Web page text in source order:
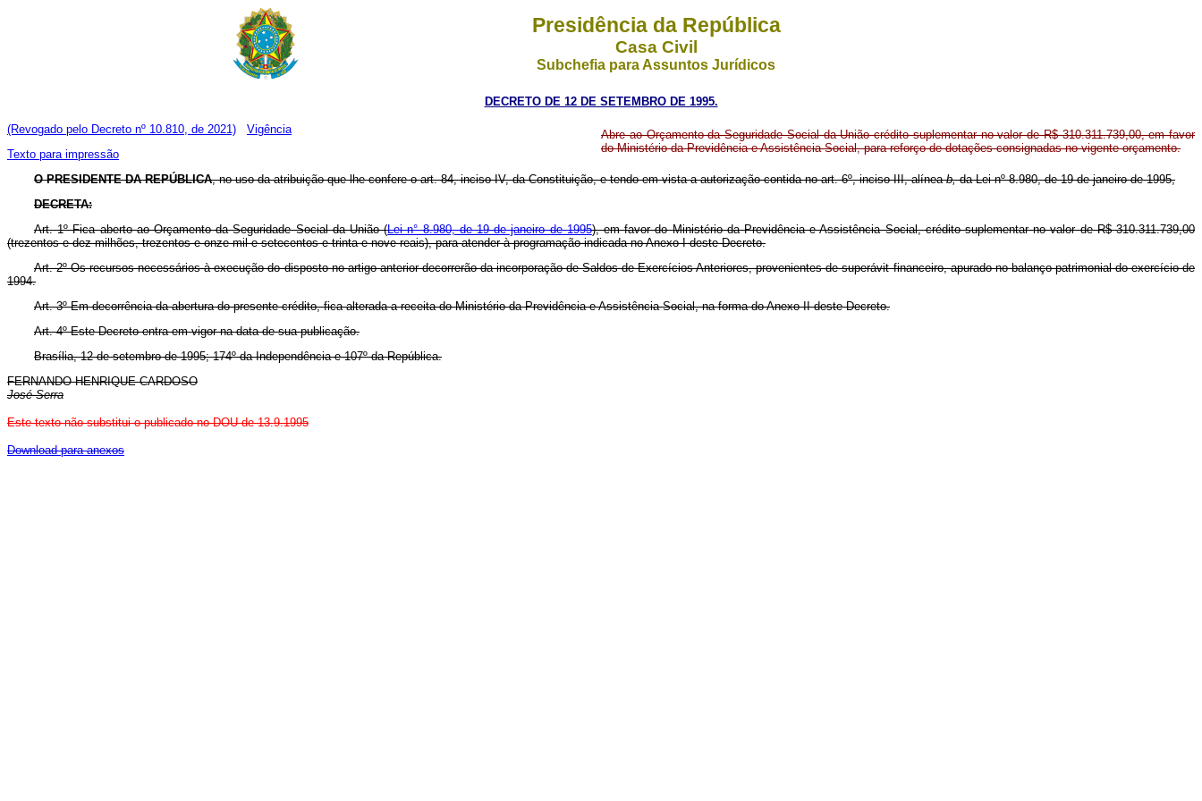
Presidência da República
Casa Civil
Subchefia para Assuntos Jurídicos
DECRETO DE 12 DE SETEMBRO DE 1995.
(Revogado pelo Decreto nº 10.810, de 2021)
Vigência
Texto para impressão
Abre ao Orçamento da Seguridade Social da União crédito suplementar no valor de R$ 310.311.739,00, em favor
do Ministério da Previdência e Assistência Social, para reforço de dotações consignadas no vigente orçamento.
O PRESIDENTE DA REPÚBLICA, no uso da atribuição que lhe confere o art. 84, inciso IV, da Constituição, e tendo em vista a autorização contida no art. 6º, inciso III, alíneab,da Lei nº 8.980, de 19 de janeiro de 1995,
DECRETA:
Art. 1º Fica aberto ao Orçamento da Seguridade Social da União (Lei n° 8.980, de 19 de janeiro de 1995), em favor do Ministério da Previdência e Assistência Social, crédito suplementar no valor de R$ 310.311.739,00
(trezentos e dez milhões, trezentos e onze mil e setecentos e trinta e nove reais), para atender à programação indicada no Anexo I deste Decreto.
Art. 2º Os recursos necessários à execução do disposto no artigo anterior decorrerão da incorporação de Saldos de Exercícios Anteriores, provenientes de superávit financeiro, apurado no balanço patrimonial do exercício de
1994.
Art. 3º Em decorrência da abertura do presente crédito, fica alterada a receita do Ministério da Previdência e Assistência Social, na forma do Anexo II deste Decreto.
Art. 4º Este Decreto entra em vigor na data de sua publicação.
Brasília, 12 de setembro de 1995; 174º da Independência e 107º da República.
FERNANDO HENRIQUE CARDOSO
José Serra
Este texto não substitui o publicado no DOU de 13.9.1995
Download para anexos